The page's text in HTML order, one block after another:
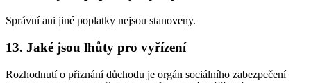
Správní ani jiné poplatky nejsou stanoveny.
13. Jaké jsou lhůty pro vyřízení
Rozhodnutí o přiznání důchodu je orgán sociálního zabezpečení